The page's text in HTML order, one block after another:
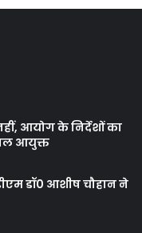
आयोग के निर्देशों का
आयुक्त
डॉ0 आशीष चौहान ने